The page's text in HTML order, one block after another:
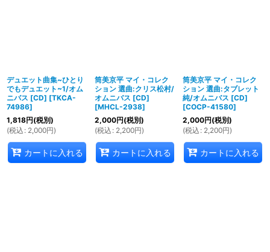
デュエット曲集~ひとり
でもデュエット~1/オム
ニバス [CD] [TKCA-
74986]
1,818円(税別)
(税込 : 2,000円)
カートに入れる
筒美京平 マイ・コレク
ション 選曲:クリス松村/
オムニバス [CD]
[MHCL-2938]
2,000円(税別)
(税込 : 2,200円)
カートに入れる
筒美京平 マイ・コレク
ション 選曲:タブレット
純/オムニバス [CD]
[COCP-41580]
2,000円(税別)
(税込 : 2,200円)
カートに入れる